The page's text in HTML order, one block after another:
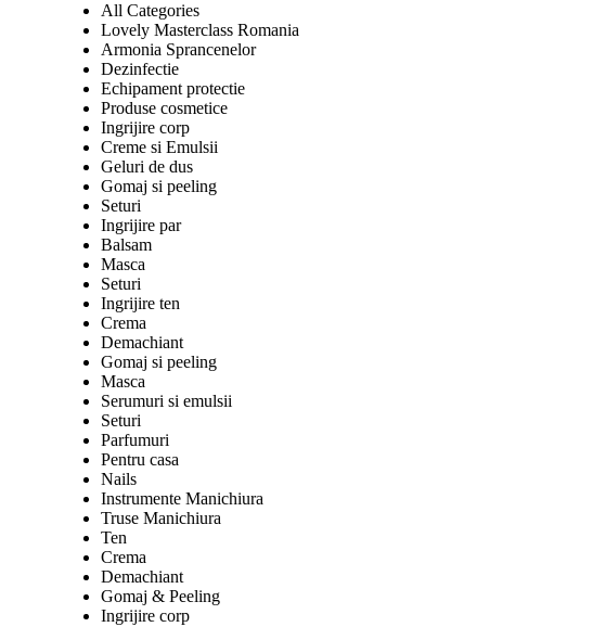
All Categories
Lovely Masterclass Romania
Armonia Sprancenelor
Dezinfectie
Echipament protectie
Produse cosmetice
Ingrijire corp
Creme si Emulsii
Geluri de dus
Gomaj si peeling
Seturi
Ingrijire par
Balsam
Masca
Seturi
Ingrijire ten
Crema
Demachiant
Gomaj si peeling
Masca
Serumuri si emulsii
Seturi
Parfumuri
Pentru casa
Nails
Instrumente Manichiura
Truse Manichiura
Ten
Crema
Demachiant
Gomaj & Peeling
Ingrijire corp